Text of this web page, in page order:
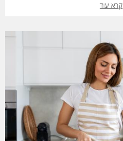
קרא עוד